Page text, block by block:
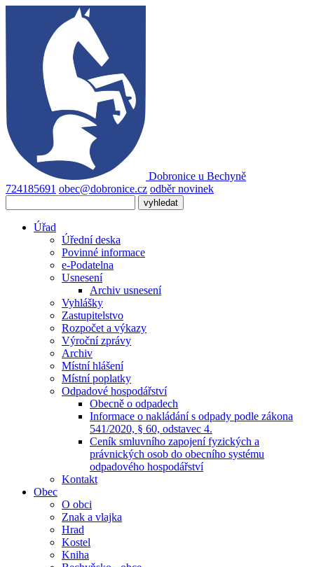
Dobronice u Bechyně
724185691 obec@dobronice.cz odběr novinek
Úřad
Úřední deska
Povinné informace
e-Podatelna
Usnesení
Archiv usnesení
Vyhlášky
Zastupitelstvo
Rozpočet a výkazy
Výroční zprávy
Archiv
Místní hlášení
Místní poplatky
Odpadové hospodářství
Obecně o odpadech
Informace o nakládání s odpady podle zákona
541/2020, § 60, odstavec 4.
Ceník smluvního zapojení fyzických a
právnických osob do obecního systému
odpadového hospodářství
Kontakt
Obec
O obci
Znak a vlajka
Hrad
Kostel
Kniha